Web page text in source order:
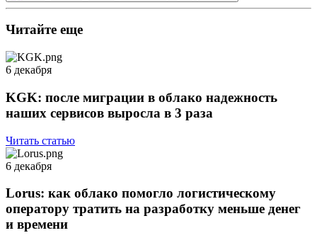
Читайте еще
6 декабря
KGK: после миграции в облако надежность
наших сервисов выросла в 3 раза
Читать статью
6 декабря
Lorus: как облако помогло логистическому
оператору тратить на разработку меньше денег
и времени